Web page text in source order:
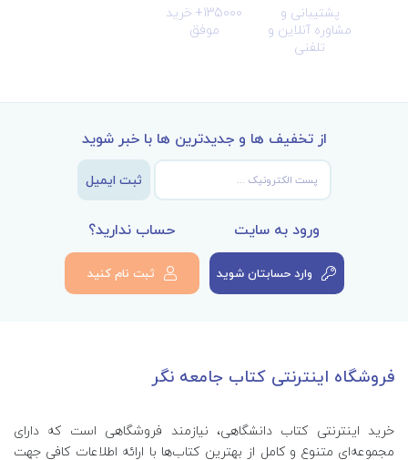
پشتیبانی و
مشاوره آنلاین و
تلفنی
135000+ خرید
موفق
از تخفیف ها و جدیدترین ها با خبر شوید
ثبت ایمیل
ورود به سایت
وارد حسابتان شوید
حساب ندارید؟
ثبت نام کنید
فروشگاه اینترنتی کتاب جامعه نگر
خرید اینترنتی کتاب‌ دانشگاهی، نیازمند فروشگاهی است که دارای
مجموعه‌ای متنوع و کامل از بهترین کتاب‌ها با ارائه اطلاعات کافی جهت